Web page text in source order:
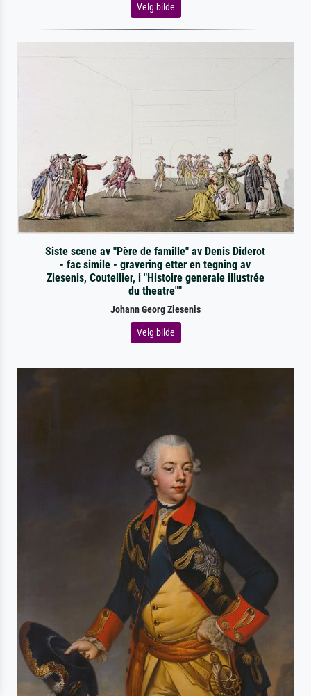
Velg bilde
Siste scene av "Père de famille" av Denis Diderot
- fac simile - gravering etter en tegning av
Ziesenis, Coutellier, i "Histoire generale illustrée
du theatre""
Johann Georg Ziesenis
Velg bilde